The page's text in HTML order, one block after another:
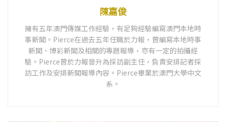
陳嘉俊
擁有五年澳門傳媒工作經驗，有足夠經驗編寫澳門本地時
事新聞。Pierce在過去五年任職於力報，曾編寫本地時事
新聞、博彩新聞及相關的專題報導，亦有一定的拍攝經
驗。Pierce曾於力報晉升為採訪副主任，負責安排記者採
訪工作及安排新聞報導內容。Pierce畢業於澳門大學中文
系。